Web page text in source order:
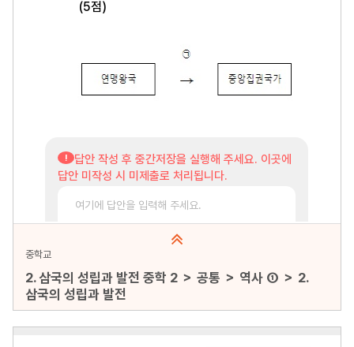
중학교
2. 삼국의 성립과 발전 중학 2 ＞ 공통 ＞ 역사 ① ＞ 2.
삼국의 성립과 발전
문항수 : 30문항